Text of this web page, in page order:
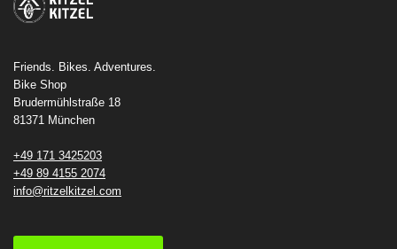
Friends. Bikes. Adventures.
Bike Shop
Brudermühlstraße 18
81371 München
+49 171 3425203
+49 89 4155 2074
info@ritzelkitzel.com